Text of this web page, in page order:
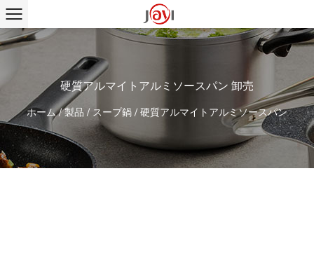
硬質アルマイトアルミソースパン 卸売
ホーム/製品 / スープ鍋 / 硬質アルマイトアルミソースパン